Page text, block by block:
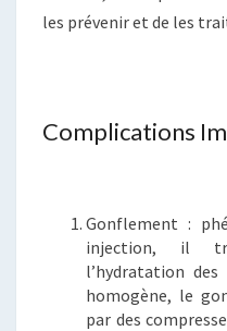
les prévenir et de les
Complications
Gonflement :
injection, il
l’hydratation
homogène, le
par des